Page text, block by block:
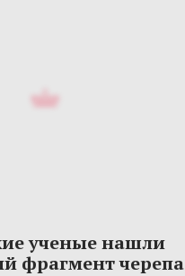
ученые нашли
фрагмент черепа